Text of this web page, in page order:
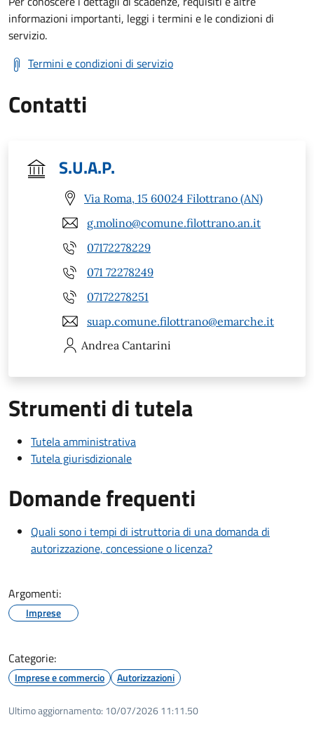
informazioni importanti, leggi i termini e le condizioni di
servizio.
Termini e condizioni di servizio
Contatti
S.U.A.P.
Via Roma, 15 60024 Filottrano (AN)
g.molino@comune.filottrano.an.it
07172278229
071 72278249
07172278251
suap.comune.filottrano@emarche.it
Andrea Cantarini
Strumenti di tutela
Tutela amministrativa
Tutela giurisdizionale
Domande frequenti
Quali sono i tempi di istruttoria di una domanda di
autorizzazione, concessione o licenza?
Argomenti:
Imprese
Categorie:
Imprese e commercio Autorizzazioni
Ultimo aggiornamento: 10/07/2026 11:11.50